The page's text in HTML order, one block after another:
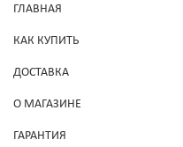
ГЛАВНАЯ
КАК КУПИТЬ
ДОСТАВКА
О МАГАЗИНЕ
ГАРАНТИЯ